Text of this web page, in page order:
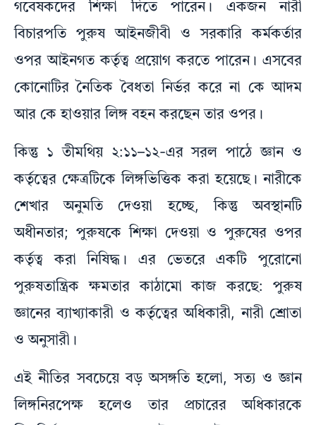
গবেষকদের শিক্ষা দিতে পারেন। একজন নারী
বিচারপতি পুরুষ আইনজীবী ও সরকারি কর্মকর্তার
ওপর আইনগত কর্তৃত্ব প্রয়োগ করতে পারেন। এসবের
কোনোটির নৈতিক বৈধতা নির্ভর করে না কে আদম
আর কে হাওয়ার লিঙ্গ বহন করছেন তার ওপর।
কিন্তু ১ তীমথিয় ২:১১–১২-এর সরল পাঠে জ্ঞান ও
কর্তৃত্বের ক্ষেত্রটিকে লিঙ্গভিত্তিক করা হয়েছে। নারীকে
শেখার অনুমতি দেওয়া হচ্ছে, কিন্তু অবস্থানটি
অধীনতার; পুরুষকে শিক্ষা দেওয়া ও পুরুষের ওপর
কর্তৃত্ব করা নিষিদ্ধ। এর ভেতরে একটি পুরোনো
পুরুষতান্ত্রিক ক্ষমতার কাঠামো কাজ করছে: পুরুষ
জ্ঞানের ব্যাখ্যাকারী ও কর্তৃত্বের অধিকারী, নারী শ্রোতা
ও অনুসারী।
এই নীতির সবচেয়ে বড় অসঙ্গতি হলো, সত্য ও জ্ঞান
লিঙ্গনিরপেক্ষ হলেও তার প্রচারের অধিকারকে